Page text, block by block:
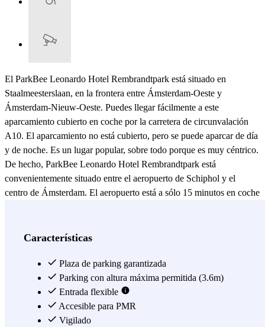
El ParkBee Leonardo Hotel Rembrandtpark está situado en
Staalmeesterslaan, en la frontera entre Ámsterdam-Oeste y
Ámsterdam-Nieuw-Oeste. Puedes llegar fácilmente a este
aparcamiento cubierto en coche por la carretera de circunvalación
A10. El aparcamiento no está cubierto, pero se puede aparcar de día
y de noche. Es un lugar popular, sobre todo porque es muy céntrico.
De hecho, ParkBee Leonardo Hotel Rembrandtpark está
convenientemente situado entre el aeropuerto de Schiphol y el
centro de Ámsterdam. El aeropuerto está a sólo 15 minutos en coche
un día en el centro de la ciudad para ir de compras o ver lugares
desde el ParkBee Leonardo Hotel Rembrandtpark. Si en lugar de
tomar el tranvía 13, prefieres caminar, en 15 minutos puedes llegar al
animado barrio de De Baarsjes, donde encontrarás multitud de cafés
al aire libre, cafeterías, pubs y restaurantes. Por supuesto, también
puedes aparcar en el Leonardo Hotel Rembrandtpark si te alojas en
Características
Plaza de parking garantizada
Parking con altura máxima permitida (3.6m)
Entrada flexible
Accesible para PMR
Vigilado